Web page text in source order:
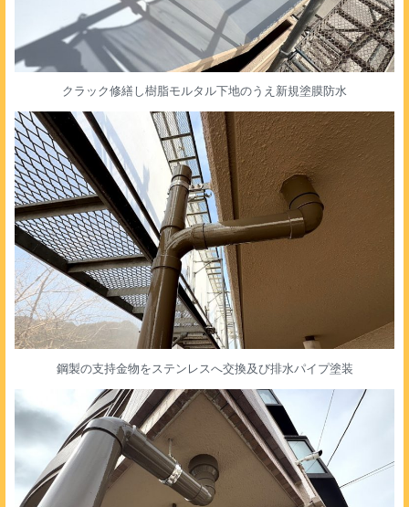
クラック修繕し樹脂モルタル下地のうえ新規塗膜防水
鋼製の支持金物をステンレスへ交換及び排水パイプ塗装